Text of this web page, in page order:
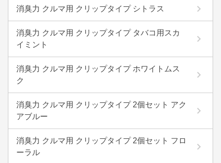
消臭力 クルマ用 クリップタイプ シトラス
消臭力 クルマ用 クリップタイプ タバコ用スカ
イミント
消臭力 クルマ用 クリップタイプ ホワイトムス
ク
消臭力 クルマ用 クリップタイプ 2個セット アク
アブルー
消臭力 クルマ用 クリップタイプ 2個セット フロ
ーラル